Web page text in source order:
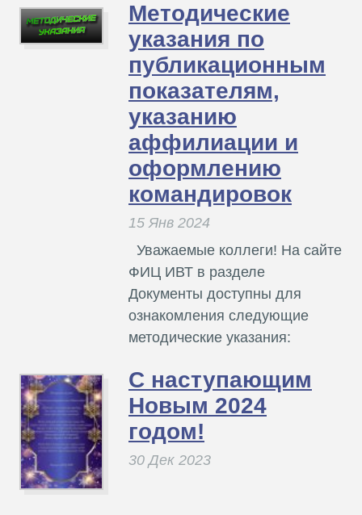
Методические
указания по
публикационным
показателям,
указанию
аффилиации и
оформлению
командировок
15 Янв 2024
Уважаемые коллеги! На сайте
ФИЦ ИВТ в разделе
Документы доступны для
ознакомления следующие
методические указания:
С наступающим
Новым 2024
годом!
30 Дек 2023